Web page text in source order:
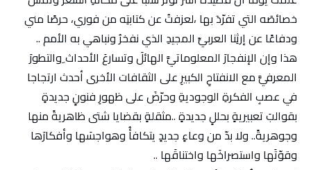
خصائصٓه التي تفرّدٓ بها ،لعزفتُ عن كتابتِه من فوري، حرصًا مني
ودفاعًا عن إرثِنا العربيِّ المجيدِ الذي نفخرُ ونباهي به الأمم ..
هذا وإن الإنفجارَ المعلوماتيَّ الهائلَ وتسارعَ الأحداث ِوالتطورَ
المعرفيَّ مع الانفتاحِ الكبيرِ على الثقافات الأخرى أحدث ارتجاجا
في عصبِ الفكرةِ الوجوديةِ وحرّضَ على ظهورِ فنونٍ جديدةٍ
بقوالبَ تعبيريةٍ بحللٍ جديدةٍ ..مثقلةٍ بقضايا شتى ظاهريةً منها
وجوهريةً.. ولا بدّ من وعاءٍ جديدٍ يتكافأُ وهواجسَها وأفكارَها
وقوّتَها واستصراخَها واختناقَها ..